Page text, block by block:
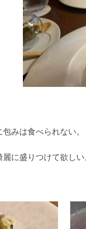
みは食べられない。
に盛りつけて欲し